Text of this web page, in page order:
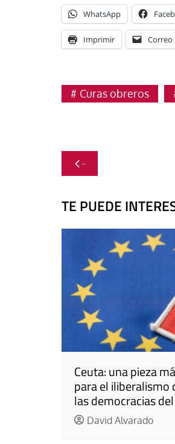
WhatsApp
Imprimir Correo
Curas obreros
Navegación
de -
TE PUEDE
Ceuta: una pieza
para el
las democracias
David Alvarado